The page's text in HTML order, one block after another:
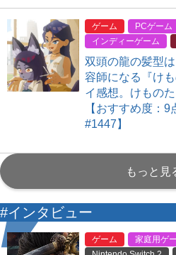
ゲーム PCゲーム
インディーゲーム
双頭の龍の髪型
容師になる『け
イ感想。けもの
【おすすめ度：
#1447】
もっと見
#インタビュー
ゲーム 家庭用ゲ